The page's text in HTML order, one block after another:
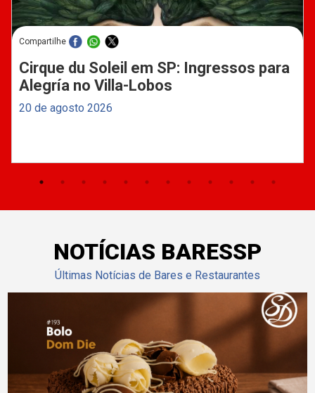
Compartilhe
Cirque du Soleil em SP: Ingressos para
Alegría no Villa-Lobos
20 de agosto 2026
NOTÍCIAS BARESSP
Últimas Notícias de Bares e Restaurantes